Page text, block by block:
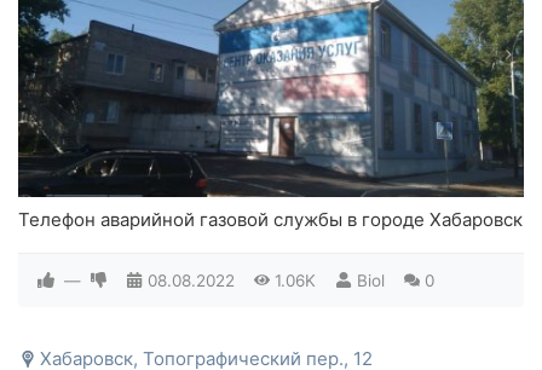
Телефон аварийной газовой службы в городе Хабаровск
— 08.08.2022 1.06K Biol 0
Хабаровск, Топографический пер., 12